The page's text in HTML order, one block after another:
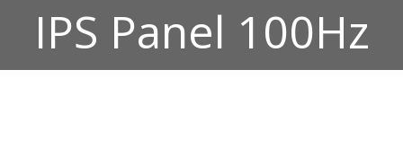
IPS Panel 100Hz